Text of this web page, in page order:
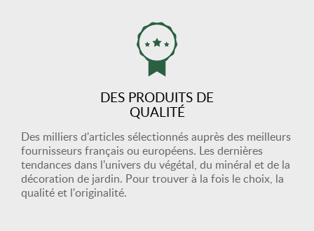
DES PRODUITS DE
QUALITÉ
Des milliers d'articles sélectionnés auprès des meilleurs
fournisseurs français ou européens. Les dernières
tendances dans l'univers du végétal, du minéral et de la
décoration de jardin. Pour trouver à la fois le choix, la
qualité et l'originalité.